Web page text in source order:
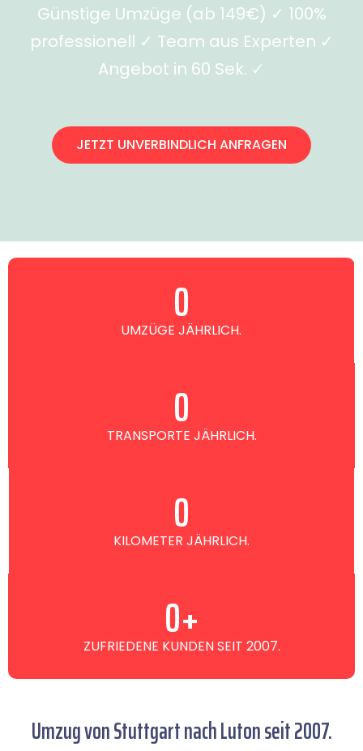
Günstige Umzüge (ab 149€) ✓ 100%
professionell ✓ Team aus Experten ✓
Angebot in 60 Sek. ✓
JETZT UNVERBINDLICH ANFRAGEN
UMZÜGE JÄHRLICH.
0
TRANSPORTE JÄHRLICH.
0
KILOMETER JÄHRLICH.
0
ZUFRIEDENE KUNDEN SEIT 2007.
0+
Umzug von Stuttgart nach Luton seit 2007.